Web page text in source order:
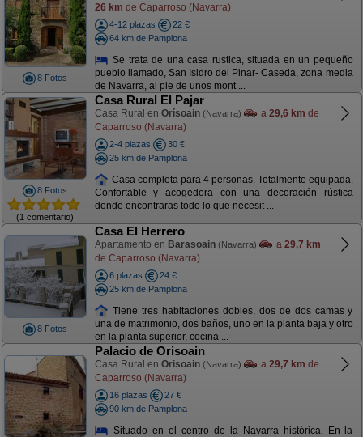
8 Fotos
26 km de Caparroso (Navarra)
4-12 plazas
22 €
64 km de Pamplona
Se trata de una casa rustica, situada en un pequeño
pueblo llamado, San Isidro del Pinar- Caseda, zona media
de Navarra, al pie de unos mont ...
8 Fotos
(1 comentario)
Casa Rural El Pajar
Casa Rural en Orísoain (Navarra) a 29,6 km de
Caparroso (Navarra)
2-4 plazas
30 €
25 km de Pamplona
Casa completa para 4 personas. Totalmente equipada.
Confortable y acogedora con una decoración rústica
donde encontraras todo lo que necesit ...
8 Fotos
Casa El Herrero
Apartamento en Barasoain (Navarra) a 29,7 km
de Caparroso (Navarra)
6 plazas
24 €
25 km de Pamplona
Tiene tres habitaciones dobles, dos de dos camas y
una de matrimonio, dos baños, uno en la planta baja y otro
en la planta superior, cocina ...
Palacio de Orisoain
Casa Rural en Orisoain (Navarra) a 29,7 km de
Caparroso (Navarra)
16 plazas
27 €
90 km de Pamplona
Situado en el centro de la Navarra histórica. En la